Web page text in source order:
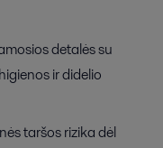
detalės su
ir didelio
taršos rizika dėl